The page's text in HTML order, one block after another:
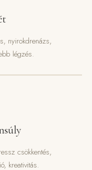
nyirokdrenázs,
légzés.
csökkentés,
kreativitás.